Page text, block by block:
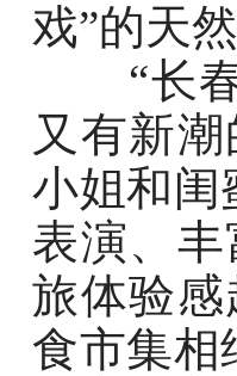
戏”的天
“长春
又有新
小姐和闺
表演、
旅体验
食市集相